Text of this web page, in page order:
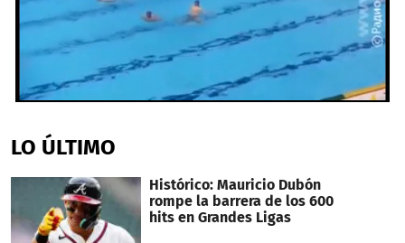
of
1
2
seconds
LO ÚLTIMO
Histórico: Mauricio Dubón
rompe la barrera de los 600
hits en Grandes Ligas